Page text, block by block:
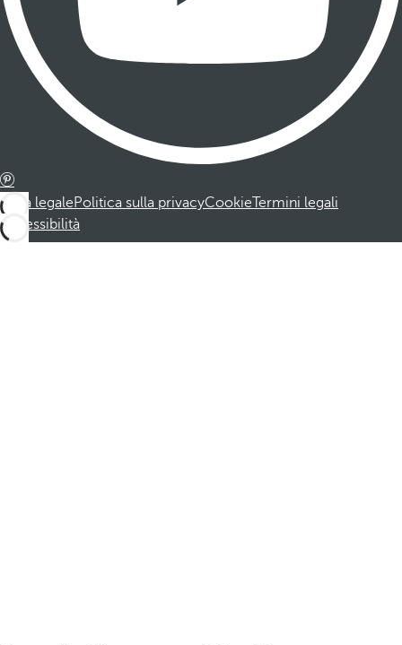
Nota legalePolitica sulla privacyCookie Termini legali
Accessibilità